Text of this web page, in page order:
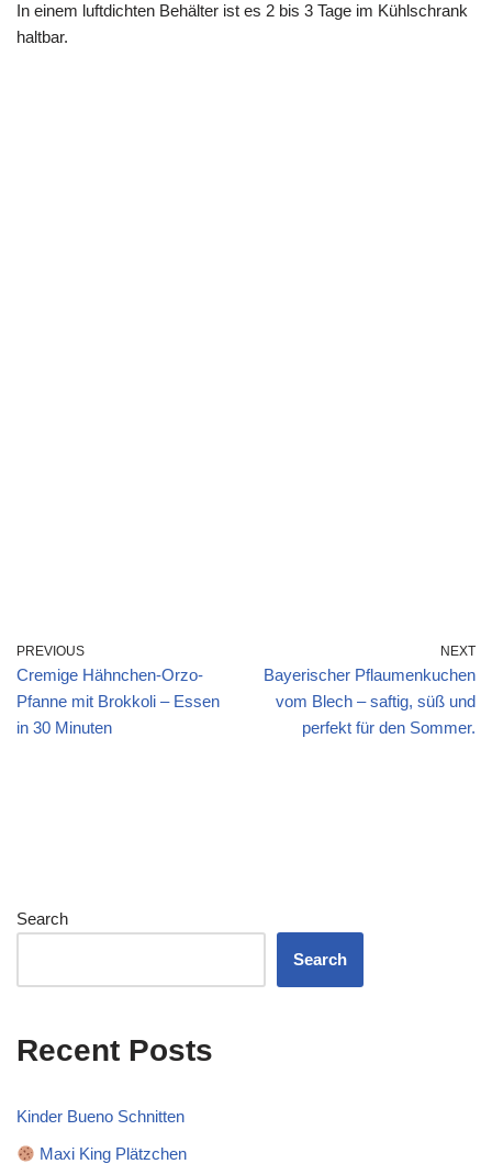
In einem luftdichten Behälter ist es 2 bis 3 Tage im Kühlschrank
haltbar.
PREVIOUS
Cremige Hähnchen-Orzo-
Pfanne mit Brokkoli – Essen
in 30 Minuten
NEXT
Bayerischer Pflaumenkuchen
vom Blech – saftig, süß und
perfekt für den Sommer.
Search
Search
Recent Posts
Kinder Bueno Schnitten
Maxi King Plätzchen